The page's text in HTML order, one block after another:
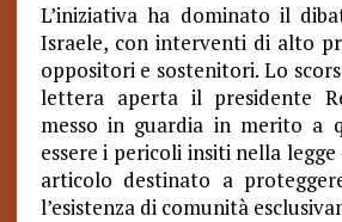
L’iniziativa ha dominato il
Israele, con interventi di alto
oppositori e sostenitori. Lo
lettera aperta il presidente
messo in guardia in merito a
essere i pericoli insiti nella
articolo destinato a
l’esistenza di comunità